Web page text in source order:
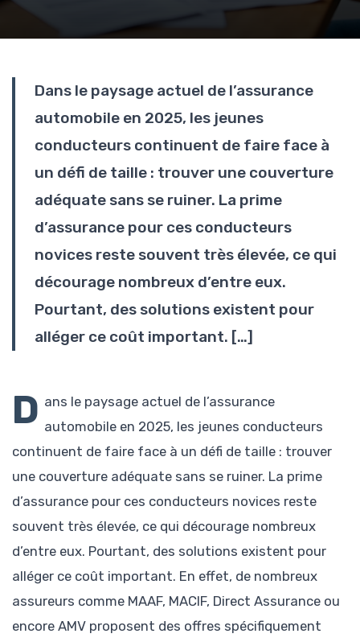
Dans le paysage actuel de l’assurance
automobile en 2025, les jeunes
conducteurs continuent de faire face à
un défi de taille : trouver une couverture
adéquate sans se ruiner. La prime
d’assurance pour ces conducteurs
novices reste souvent très élevée, ce qui
décourage nombreux d’entre eux.
Pourtant, des solutions existent pour
alléger ce coût important. […]
D ans le paysage actuel de l’assurance
automobile en 2025, les jeunes conducteurs
continuent de faire face à un défi de taille : trouver
une couverture adéquate sans se ruiner. La prime
d’assurance pour ces conducteurs novices reste
souvent très élevée, ce qui décourage nombreux
d’entre eux. Pourtant, des solutions existent pour
alléger ce coût important. En effet, de nombreux
assureurs comme MAAF, MACIF, Direct Assurance ou
encore AMV proposent des offres spécifiquement